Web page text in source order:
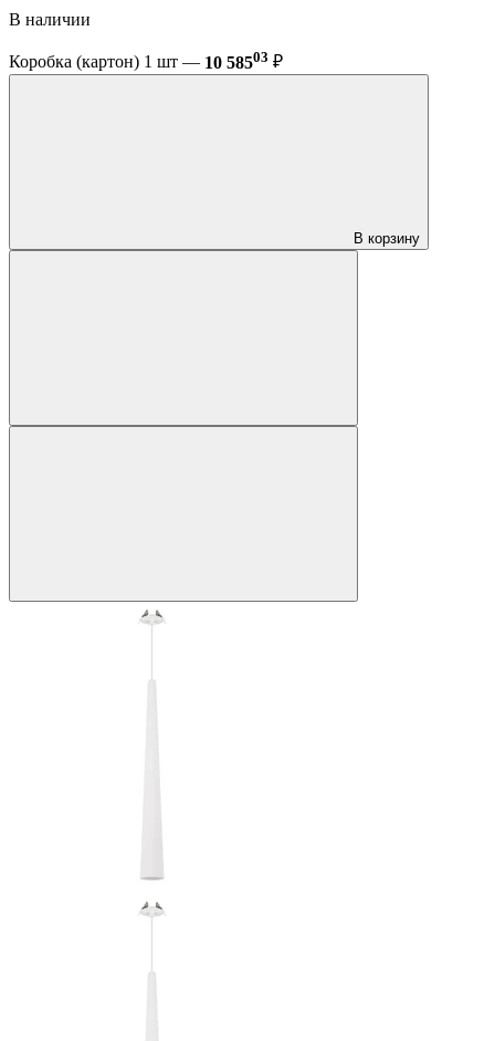
В наличии
Коробка (картон) 1 шт — 10 58503 ₽
В корзину